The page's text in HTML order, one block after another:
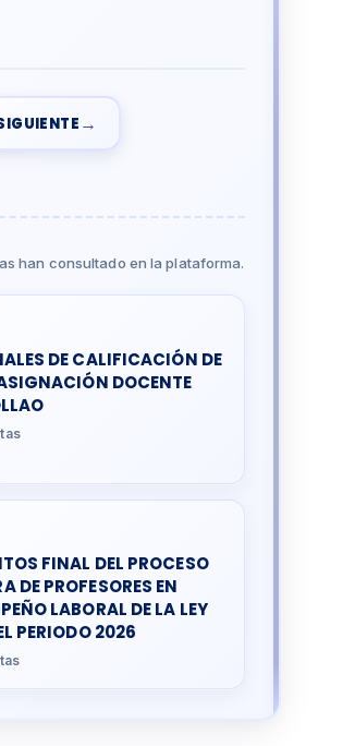
→
han consultado en la plataforma.
DE CALIFICACIÓN DE
DOCENTE
FINAL DEL PROCESO
DE PROFESORES EN
LABORAL DE LA LEY
PERIODO 2026